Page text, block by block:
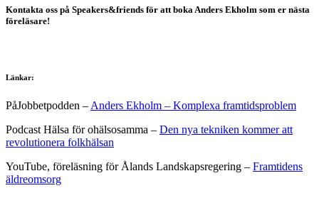
Kontakta oss på Speakers&friends för att boka Anders Ekholm som er nästa
föreläsare!
Länkar:
PåJobbetpodden – Anders Ekholm – Komplexa framtidsproblem
Podcast Hälsa för ohälsosamma – Den nya tekniken kommer att
revolutionera folkhälsan
YouTube, föreläsning för Ålands Landskapsregering – Framtidens
äldreomsorg